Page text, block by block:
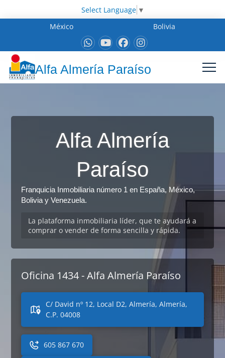
Select Language ▼
México
Bolivia
Alfa Almería Paraíso
Alfa Almería
Paraíso
Franquicia Inmobiliaria número 1 en España, México,
Bolivia y Venezuela.
La plataforma inmobiliaria líder, que te ayudará a
comprar o vender de forma sencilla y rápida.
Oficina 1434 - Alfa Almería Paraíso
C/ David nº 12, Local D2, Almería, Almería,
C.P. 04008
605 867 670